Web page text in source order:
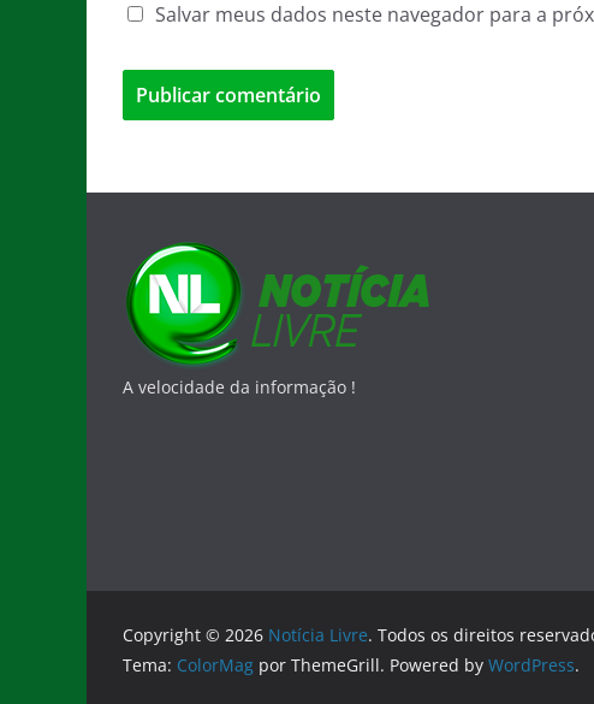
Salvar meus dados neste navegador para a
A velocidade da informação !
Copyright © 2026 Notícia Livre. Todos os direitos
Tema: ColorMag por ThemeGrill. Powered by WordPress.